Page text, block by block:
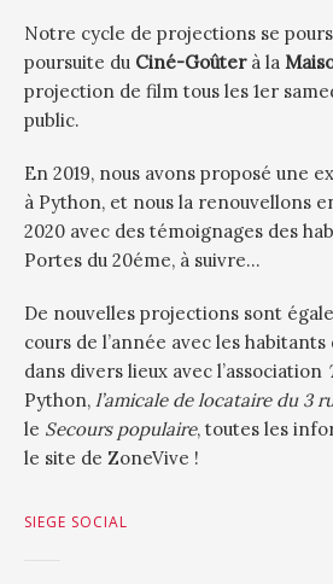
Notre cycle de projections se
poursuite du Ciné-Goûterà la
projection de film tous les 1er
public.
En 2019, nous avons proposé une
à Python, et nous la renouvellons
2020 avec des témoignages des
Portes du 20éme, à suivre…
De nouvelles projections sont
cours de l’année avec les
dans divers lieux avec l’association
Python, l’amicale de locataire du 3
le Secours populaire, toutes les
le site de ZoneVive !
SIEGE SOCIAL